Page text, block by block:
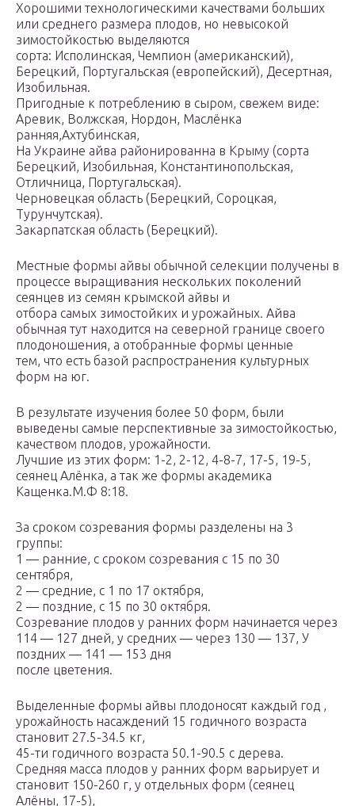
Хорошими технологическими качествами больших
или среднего размера плодов, но невысокой
зимостойкостью выделяются
сорта: Исполинская, Чемпион (американский),
Берецкий, Португальская (европейский), Десертная,
Изобильная.
Пригодные к потреблению в сыром, свежем виде:
Аревик, Волжская, Нордон, Маслёнка
ранняя,Ахтубинская,
На Украине айва районированна в Крыму (сорта
Берецкий, Изобильная, Константинопольская,
Отличница, Португальская).
Черновецкая область (Берецкий, Сороцкая,
Турунчутская).
Закарпатская область (Берецкий).
Местные формы айвы обычной селекции получены в
процессе вырaщивания нескольких поколений
сеянцев из семян крымской айвы и
отбора самых зимостойких и урожайных. Айва
обычная тут находится на северной границе своего
плодоношения, а отобранные формы ценные
тем, что есть базой распространения культурных
форм на юг.
В результате изучения более 50 форм, были
выведены самые перспективные за зимостойкостью,
качеством плодов, урожайности.
Лучшие из этих форм: 1-2, 2-12, 4-8-7, 17-5, 19-5,
сеянец Алёнка, а так же формы академика
Кащенка.М.Ф 8:18.
За сроком созревания формы разделены на 3
группы:
1 — ранние, с сроком созревания с 15 по 30
сентября,
2 — средние, с 1 по 17 октября,
2 — поздние, с 15 по 30 октября.
Созревание плодов у ранних форм начинается через
114 — 127 дней, у средних — через 130 — 137, У
поздних — 141 — 153 дня
после цветения.
Выделенные формы айвы плодоносят каждый год ,
урожайность насаждений 15 годичного возраста
становит 27.5-34.5 кг,
45-ти годичного возраста 50.1-90.5 с дерева.
Средняя масса плодов у ранних форм варьирует и
становит 150-260 г, у отдельных форм (сеянец
Алёны, 17-5),